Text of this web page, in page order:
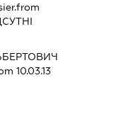
10.03.13